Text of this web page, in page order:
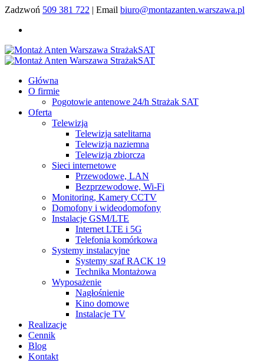
Zadzwoń 509 381 722 | Email biuro@montazanten.warszawa.pl
Główna
O firmie
Pogotowie antenowe 24/h Strażak SAT
Oferta
Telewizja
Telewizja satelitarna
Telewizja naziemna
Telewizja zbiorcza
Sieci internetowe
Przewodowe, LAN
Bezprzewodowe, Wi-Fi
Monitoring, Kamery CCTV
Domofony i wideodomofony
Instalacje GSM/LTE
Internet LTE i 5G
Telefonia komórkowa
Systemy instalacyjne
Systemy szaf RACK 19
Technika Montażowa
Wyposażenie
Nagłośnienie
Kino domowe
Instalacje TV
Realizacje
Cennik
Blog
Kontakt